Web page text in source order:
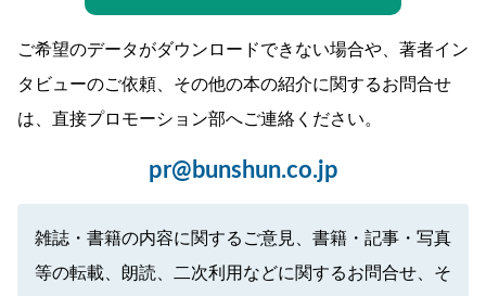
ご希望のデータがダウンロードできない場合や、著者イン
タビューのご依頼、その他の本の紹介に関するお問合せ
は、直接プロモーション部へご連絡ください。
pr@bunshun.co.jp
雑誌・書籍の内容に関するご意見、書籍・記事・写真
等の転載、朗読、二次利用などに関するお問合せ、そ